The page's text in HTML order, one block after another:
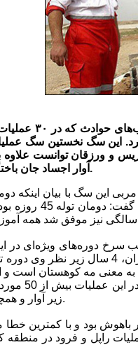
این سگ نخستین سگ
مرداد ماه سال 91 در مناطق اهر، هریس و ورزقان
آوار اجساد جان باختگان را نیز پیدا کند.
آذربایجان شرقی و مربی این سگ با بیان
شپرد» و جزو مشهورترین سگ‌های کار
من به همراه تمامی مربیان سگ‌های جست‌وجو و نجات جمعیت هلال
به معنی مه کوهستان است
منحصر به فرد در
زیر آوار و همچنین اجساد داشت.
باهوش بود و با کمترین
راپل و فرود در منطقه